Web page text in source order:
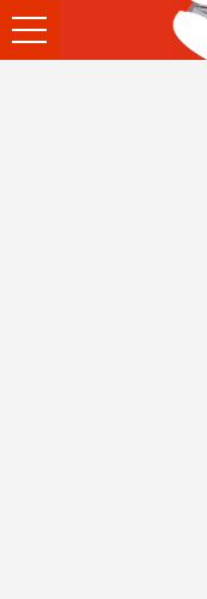
Ouvrir
le